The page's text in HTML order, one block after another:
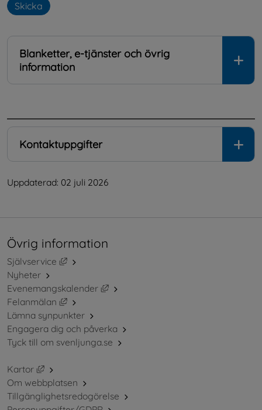
Blanketter, e-tjänster och övrig
information
Kontaktuppgifter
Uppdaterad: 02 juli 2026
Övrig information
Självservice
Länk till annan webbplats, öppnas i nytt fönster.
Nyheter
Evenemangskalender
Länk till annan webbplats, öppnas i
Felanmälan
Länk till annan webbplats, öppnas i nytt fönster.
Lämna synpunkter
Engagera dig och påverka
Tyck till om svenljunga.se
Kartor
Länk till annan webbplats, öppnas i nytt fönster.
Om webbplatsen
Tillgänglighetsredogörelse